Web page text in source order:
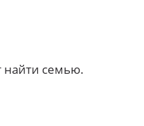
найти семью.